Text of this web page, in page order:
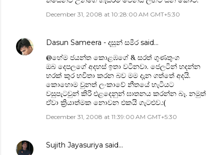
December 31, 2008 at 10:28:00 AM GMT+5:30
Dasun Sameera - දසුන් සමීර said…
@හේම ජයන්ත කොළඹගේ & සරත් ගුණතුංග
ඔබ දෙපලගේ අදහස් ඉතා වටිනවා. ජෙලටින් හදන්න
හරක් කුර භවිතා කරන බව මම දැන ගත්තේ අදයි.
කොහොම වුනත් ලංකාවේ නීතයේ හැටියට
වසුපැටවුන් කිරි එළදෙනුන් ඝාතනය කරන්න බෑ. නමුත්
ඒවා ක්‍රියාත්මක නොවන එකයි ගැටළුව.:(
December 31, 2008 at 11:39:00 AM GMT+5:30
Sujith Jayasuriya said…